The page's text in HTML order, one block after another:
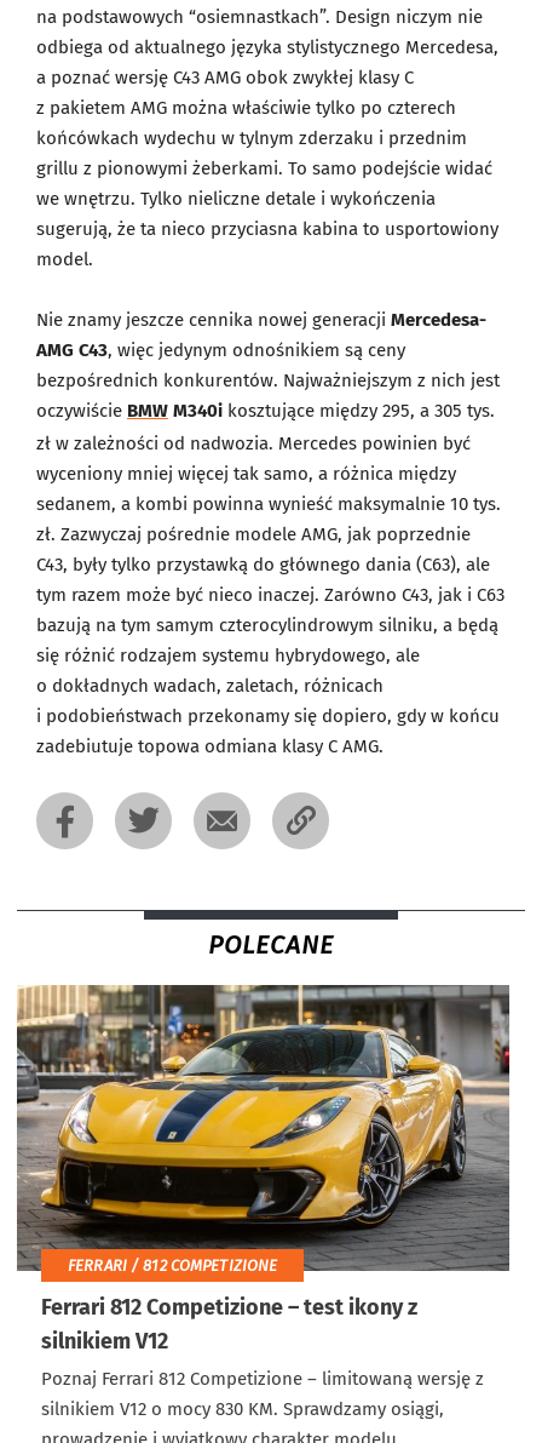
na podstawowych “osiemnastkach”. Design niczym nie
odbiega od aktualnego języka stylistycznego Mercedesa,
a poznać wersję C43 AMG obok zwykłej klasy C
z pakietem AMG można właściwie tylko po czterech
końcówkach wydechu w tylnym zderzaku i przednim
grillu z pionowymi żeberkami. To samo podejście widać
we wnętrzu. Tylko nieliczne detale i wykończenia
sugerują, że ta nieco przyciasna kabina to usportowiony
model.
Nie znamy jeszcze cennika nowej generacji Mercedesa-
AMG C43, więc jedynym odnośnikiem są ceny
bezpośrednich konkurentów. Najważniejszym z nich jest
oczywiście BMW M340i kosztujące między 295, a 305 tys.
zł w zależności od nadwozia. Mercedes powinien być
wyceniony mniej więcej tak samo, a różnica między
sedanem, a kombi powinna wynieść maksymalnie 10 tys.
zł. Zazwyczaj pośrednie modele AMG, jak poprzednie
C43, były tylko przystawką do głównego dania (C63), ale
tym razem może być nieco inaczej. Zarówno C43, jak i C63
bazują na tym samym czterocylindrowym silniku, a będą
się różnić rodzajem systemu hybrydowego, ale
o dokładnych wadach, zaletach, różnicach
i podobieństwach przekonamy się dopiero, gdy w końcu
zadebiutuje topowa odmiana klasy C AMG.
POLECANE
FERRARI / 812 COMPETIZIONE
Ferrari 812 Competizione – test ikony z
silnikiem V12
Poznaj Ferrari 812 Competizione – limitowaną wersję z
silnikiem V12 o mocy 830 KM. Sprawdzamy osiągi,